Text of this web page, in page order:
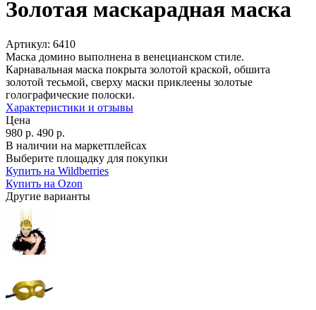
Золотая маскарадная маска
Артикул: 6410
Маска домино выполнена в венецианском стиле.
Карнавальная маска покрыта золотой краской, обшита
золотой тесьмой, сверху маски приклеены золотые
голографические полоски.
Характеристики и отзывы
Цена
980 р. 490 р.
В наличии на маркетплейсах
Выберите площадку для покупки
Купить на Wildberries
Купить на Ozon
Другие варианты